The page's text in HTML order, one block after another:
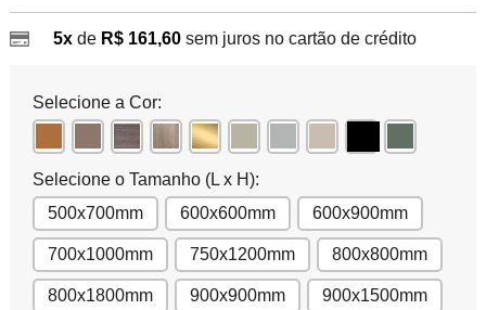
5xde R$ 161,60 sem juros no cartão de crédito
Selecione a Cor:
Selecione o Tamanho (L x H):
500x700mm
600x600mm 600x900mm
700x1000mm 750x1200mm 800x800mm
800x1800mm 900x900mm 900x1500mm